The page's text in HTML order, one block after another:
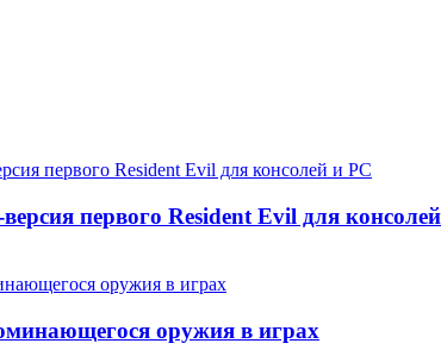
первого Resident Evil для
оружия в играх